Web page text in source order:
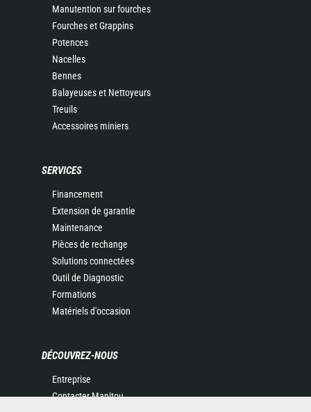
Manutention sur fourches
Fourches et Grappins
Potences
Nacelles
Bennes
Balayeuses et Nettoyeurs
Treuils
Accessoires miniers
SERVICES
Financement
Extension de garantie
Maintenance
Pièces de rechange
Solutions connectées
Outil de Diagnostic
Formations
Matériels d'occasion
DÉCOUVREZ-NOUS
Entreprise
Contacter Manitou